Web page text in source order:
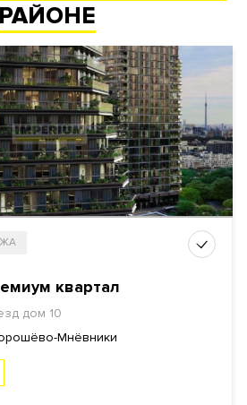
РАЙОНЕ
квартал
дом 10
Мнёвники